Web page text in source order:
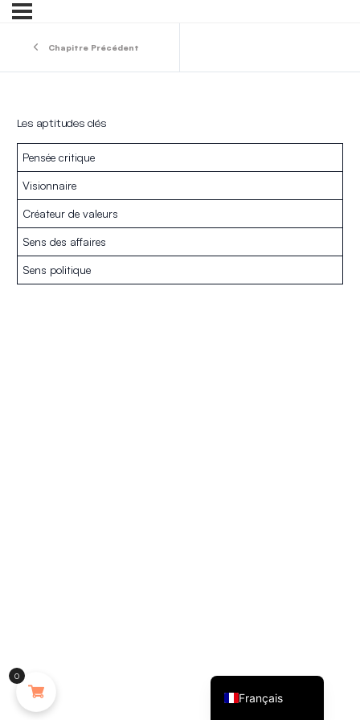
Chapitre Précédent
Les aptitudes clés
Pensée critique
Visionnaire
Créateur de valeurs
Sens des affaires
Sens politique
0
Français